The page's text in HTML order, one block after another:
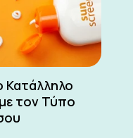
Κατάλληλο
τον Τύπο